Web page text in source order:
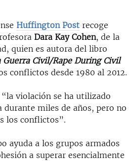
Huffington Post recoge
Dara Kay Cohen, de la
quien es autora del libro
Civil/Rape During Civil
conflictos desde 1980 al 2012.
violación se ha utilizado
durante miles de años, pero no
los conflictos”.
ayuda a los grupos armados
a superar esencialmente